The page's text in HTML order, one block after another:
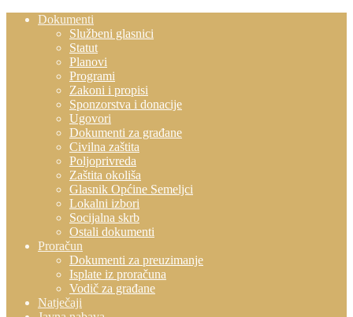
Dokumenti
Službeni glasnici
Statut
Planovi
Programi
Zakoni i propisi
Sponzorstva i donacije
Ugovori
Dokumenti za građane
Civilna zaštita
Poljoprivreda
Zaštita okoliša
Glasnik Općine Semeljci
Lokalni izbori
Socijalna skrb
Ostali dokumenti
Proračun
Dokumenti za preuzimanje
Isplate iz proračuna
Vodič za građane
Natječaji